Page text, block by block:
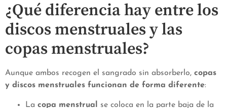
¿Qué diferencia hay entre los
discos menstruales y las
copas menstruales?
Aunque ambos recogen el sangrado sin absorberlo, copas
y discos menstruales funcionan de forma diferente:
La copa menstrual se coloca en la parte baja de la